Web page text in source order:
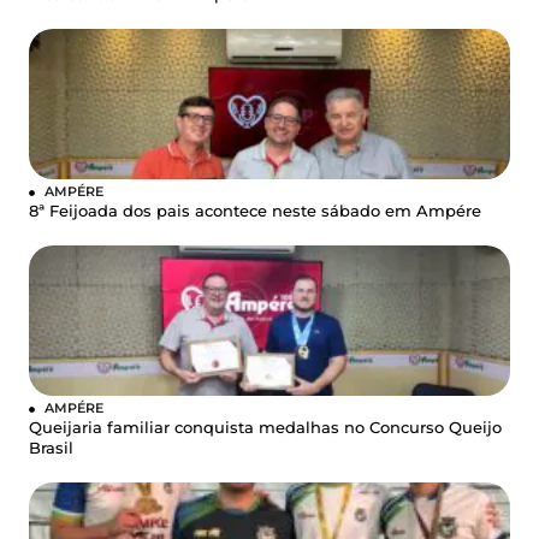
AMPÉRE
8ª Feijoada dos pais acontece neste sábado em Ampére
AMPÉRE
Queijaria familiar conquista medalhas no Concurso Queijo
Brasil